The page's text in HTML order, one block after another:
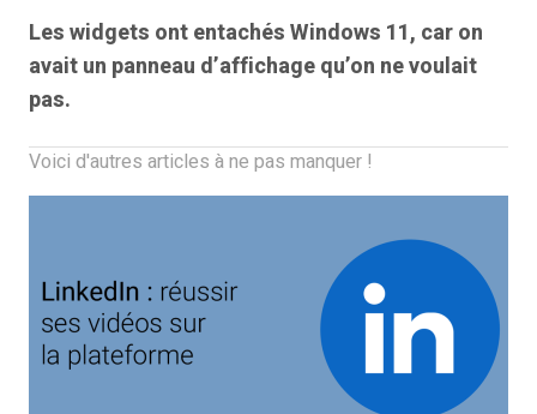
Les widgets ont entachés Windows 11, car on
avait un panneau d’affichage qu’on ne voulait
pas.
Voici d'autres articles à ne pas manquer !